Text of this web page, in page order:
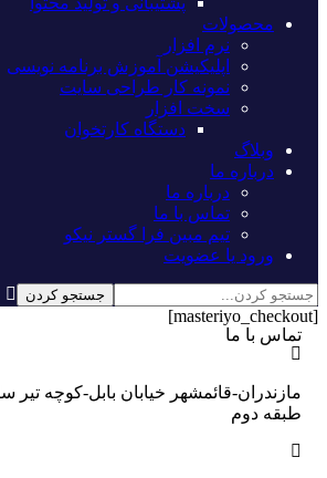
محصولات
نرم افزار
اپلیکیشن آموزش برنامه نویسی
نمونه کار طراحی سایت
سخت افزار
دستگاه کارتخوان
وبلاگ
درباره ما
درباره ما
تماس با ما
تیم مبین فرا گستر نیکو
ورود یا عضویت
[masteriyo_checkout]
تماس با ما
مازندران-قائمشهر خیابان بابل-کوچه تیر
طبقه دوم